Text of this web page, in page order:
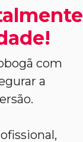
com
a